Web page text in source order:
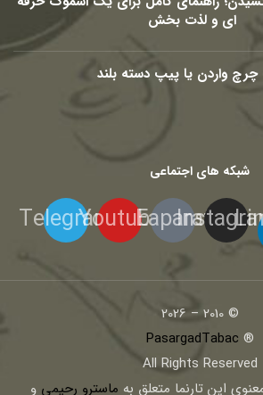
ای و لذت بخش
واردن یا پیپ دسته بلند
شبکه های اجتماعی
Eaparat
Youtube
Telegram
© 2010 – 2026
®
PasargadTabac
All Rights Reserved
اين تارنما متعلق به ماسترو رحیمی و